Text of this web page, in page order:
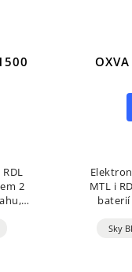
2
MTL i
baterií
Sky